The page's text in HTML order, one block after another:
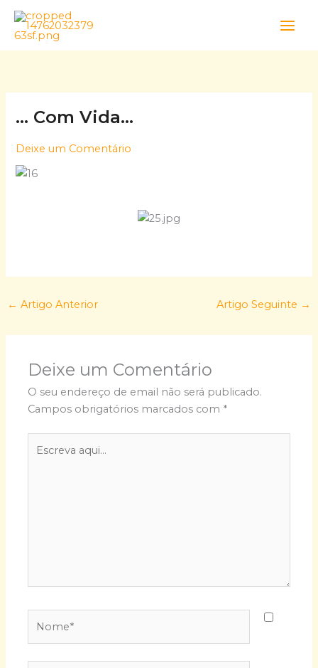
Skip
content
… Com Vida…
Deixe um Comentário
← Artigo Anterior Artigo Seguinte →
Deixe um Comentário
O seu endereço de email não será publicado.
Campos obrigatórios marcados com *
aqui...